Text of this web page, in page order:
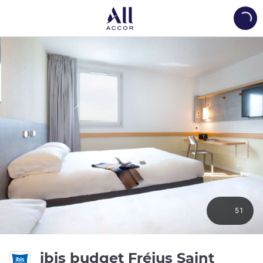
ibis budget Fréjus Saint
51